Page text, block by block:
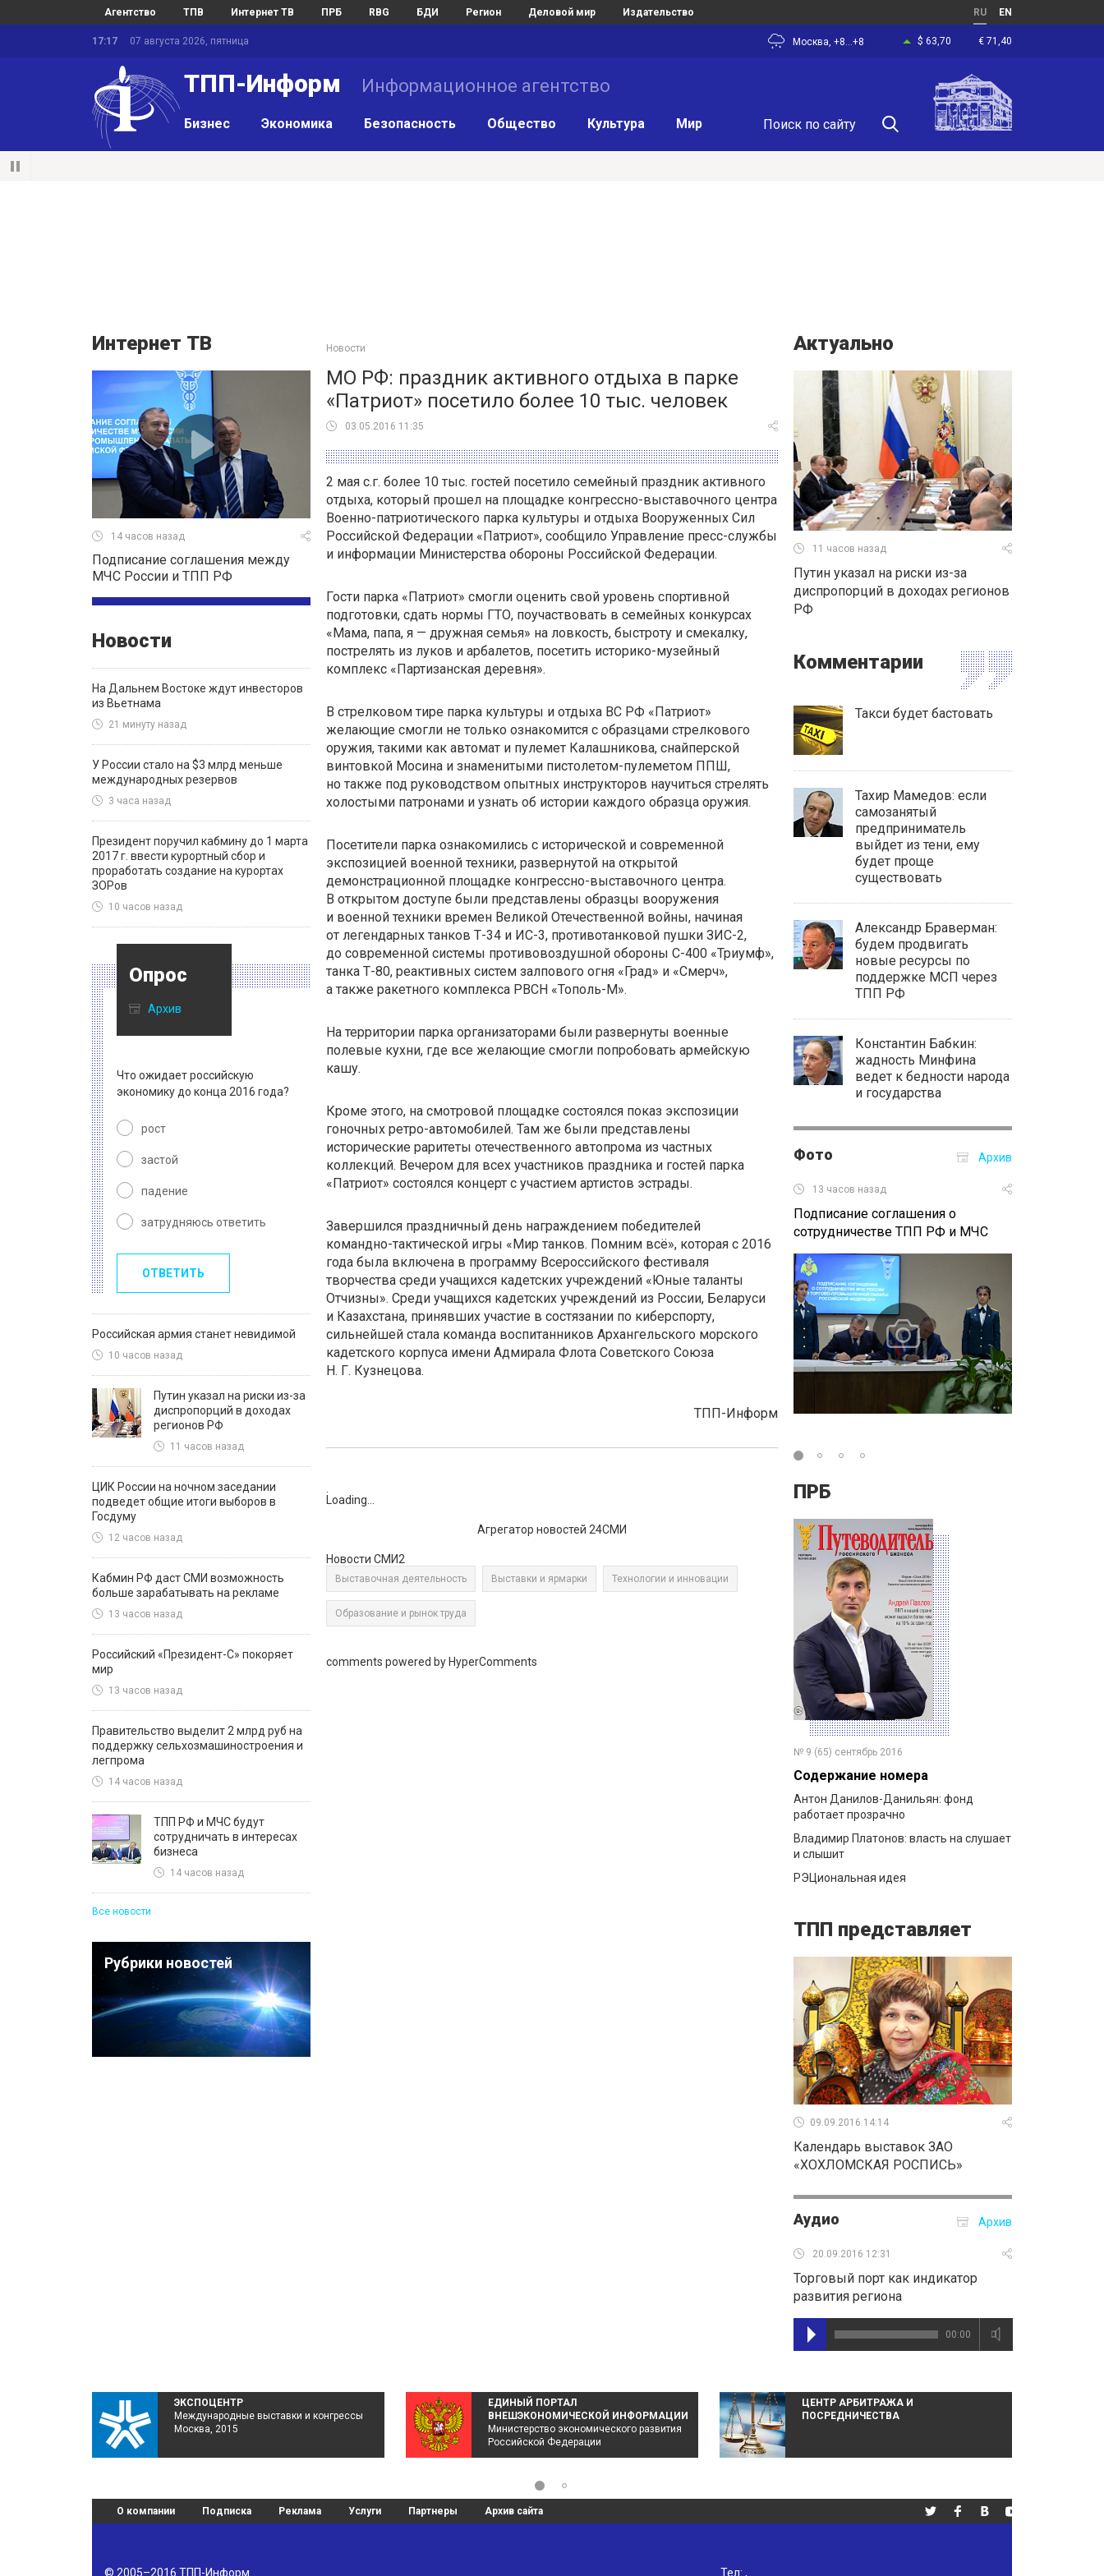
Агентство ТПВ Интернет ТВ ПРБ RBG БДИ Регион Деловой мир Издательство RU EN
17:17 07 августа 2026, пятница $ 63,70 € 71,40
Москва, +8...+8
ТПП-Информ Информационное агентство
Бизнес Экономика Безопасность Общество Культура Мир
Интернет ТВ
14 часов назад
Подписание соглашения между
МЧС России и ТПП РФ
Новости
На Дальнем Востоке ждут инвесторов
из Вьетнама
21 минуту назад
У России стало на $3 млрд меньше
международных резервов
3 часа назад
Президент поручил кабмину до 1 марта
2017 г. ввести курортный сбор и
проработать создание на курортах
ЗОРов
10 часов назад
Опрос
Архив
Что ожидает российскую
экономику до конца 2016 года?
рост
застой
падение
затрудняюсь ответить
ОТВЕТИТЬ
Российская армия станет невидимой
10 часов назад
Путин указал на риски из-за
диспропорций в доходах
регионов РФ
11 часов назад
ЦИК России на ночном заседании
подведет общие итоги выборов в
Госдуму
12 часов назад
Кабмин РФ даст СМИ возможность
больше зарабатывать на рекламе
13 часов назад
Российский «Президент-С» покоряет
мир
13 часов назад
Правительство выделит 2 млрд руб на
поддержку сельхозмашиностроения и
легпрома
14 часов назад
ТПП РФ и МЧС будут
сотрудничать в интересах
бизнеса
14 часов назад
Все новости
Рубрики новостей
Новости
МО РФ: праздник активного отдыха в парке
«Патриот» посетило более 10 тыс. человек
03.05.2016 11:35
2 мая с.г. более 10 тыс. гостей посетило семейный праздник активного
отдыха, который прошел на площадке конгрессно-выставочного центра
Военно-патриотического парка культуры и отдыха Вооруженных Сил
Российской Федерации «Патриот», сообщило Управление пресс-службы
и информации Министерства обороны Российской Федерации.
Гости парка «Патриот» смогли оценить свой уровень спортивной
подготовки, сдать нормы ГТО, поучаствовать в семейных конкурсах
«Мама, папа, я — дружная семья» на ловкость, быстроту и смекалку,
пострелять из луков и арбалетов, посетить историко-музейный
комплекс «Партизанская деревня».
В стрелковом тире парка культуры и отдыха ВС РФ «Патриот»
желающие смогли не только ознакомится с образцами стрелкового
оружия, такими как автомат и пулемет Калашникова, снайперской
винтовкой Мосина и знаменитыми пистолетом-пулеметомППШ,
но также под руководством опытных инструкторов научиться стрелять
холостыми патронами и узнать об истории каждого образца оружия.
Посетители парка ознакомились с исторической и современной
экспозицией военной техники, развернутой на открытой
демонстрационной площадке конгрессно-выставочного центра.
В открытом доступе были представлены образцы вооружения
и военной техники времен Великой Отечественной войны, начиная
от легендарных танков Т-34и ИС-3, противотанковой пушки ЗИС-2,
до современной системы противовоздушной обороны С-400«Триумф»,
танка Т-80, реактивных систем залпового огня «Град» и «Смерч»,
а также ракетного комплекса РВСН «Тополь-М».
На территории парка организаторами были развернуты военные
полевые кухни, где все желающие смогли попробовать армейскую
кашу.
Кроме этого, на смотровой площадке состоялся показ экспозиции
гоночных ретро-автомобилей. Там же были представлены
исторические раритеты отечественного автопрома из частных
коллекций. Вечером для всех участников праздника и гостей парка
«Патриот» состоялся концерт с участием артистов эстрады.
Завершился праздничный день награждением победителей
командно-тактическойигры «Мир танков. Помним всё», которая с 2016
года была включена в программу Всероссийского фестиваля
творчества среди учащихся кадетских учреждений «Юные таланты
Отчизны». Среди учащихся кадетских учреждений из России, Беларуси
и Казахстана, принявших участие в состязании по киберспорту,
сильнейшей стала команда воспитанников Архангельского морского
кадетского корпуса имени Адмирала Флота Советского Союза
Н. Г. Кузнецова.
ТПП-Информ
: Loading...
Агрегатор новостей 24СМИ
Новости СМИ2
Выставочная деятельность Выставки и ярмарки Технологии и инновации
Образование и рынок труда
comments powered by HyperComments
Актуально
11 часов назад
Путин указал на риски из-за
диспропорций в доходах регионов
РФ
Комментарии
Такси будет бастовать
Тахир Мамедов: если
самозанятый
предприниматель
выйдет из тени, ему
будет проще
существовать
Александр Браверман:
будем продвигать
новые ресурсы по
поддержке МСП через
ТПП РФ
Константин Бабкин:
жадность Минфина
ведет к бедности народа
и государства
Фото Архив
13 часов назад
Подписание соглашения о
сотрудничестве ТПП РФ и МЧС
ПРБ
№ 9 (65) сентябрь 2016
Содержание номера
Антон Данилов-Данильян: фонд
работает прозрачно
Владимир Платонов: власть на слушает
и слышит
РЭЦиональная идея
ТПП представляет
09.09.2016 14:14
Календарь выставок ЗАО
«ХОХЛОМСКАЯ РОСПИСЬ»
Аудио Архив
20.09.2016 12:31
Торговый порт как индикатор
развития региона
00:00
ЭКСПОЦЕНТР
Международные выставки и конгрессы
Москва, 2015
ЕДИНЫЙ ПОРТАЛ
ВНЕШЭКОНОМИЧЕСКОЙ ИНФОРМАЦИИ
Министерство экономического развития
Российской Федерации
ЦЕНТР АРБИТРАЖА И
ПОСРЕДНИЧЕСТВА
О компании Подписка Реклама Услуги Партнеры Архив сайта
© 2005–2016 ТПП-Информ Тел: ,